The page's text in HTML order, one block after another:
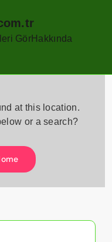
GörHakkında
at this location.
or a search?